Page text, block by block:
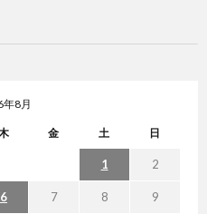
8月
金 土 日
1 2
6 7 8 9